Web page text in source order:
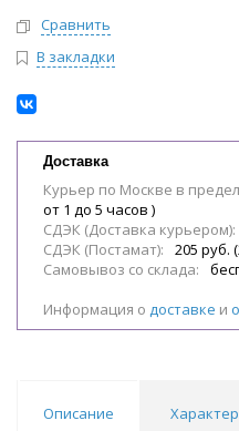
Сравнить
В закладки
Доставка
Курьер по Москве в
от 1 до 5 часов )
СДЭК (Доставка курьером):
СДЭК (Постамат):
205 руб.
Самовывоз со склада:
Информация о доставке и
Описание